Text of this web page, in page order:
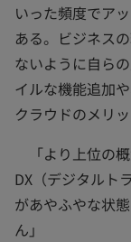
いった頻度でア
ある。ビジネス
ないように自ら
イルな機能追加
クラウドのメリ
「より上位の
DX（デジタルト
があやふやな状
ん」